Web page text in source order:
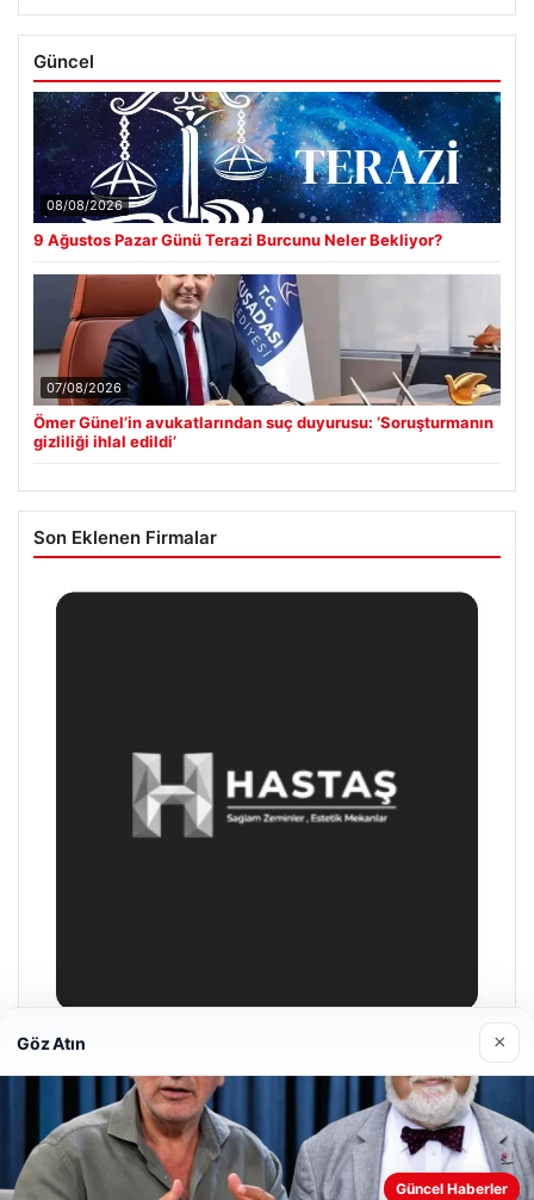
Güncel
08/08/2026
9 Ağustos Pazar Günü Terazi Burcunu Neler Bekliyor?
07/08/2026
Ömer Günel’in avukatlarından suç duyurusu: ‘Soruşturmanın
gizliliği ihlal edildi’
Son Eklenen Firmalar
Web sitemizi nasıl kullandığınızı daha iyi anlayabilmek,
Göz Atın ×
Güncel Haberler